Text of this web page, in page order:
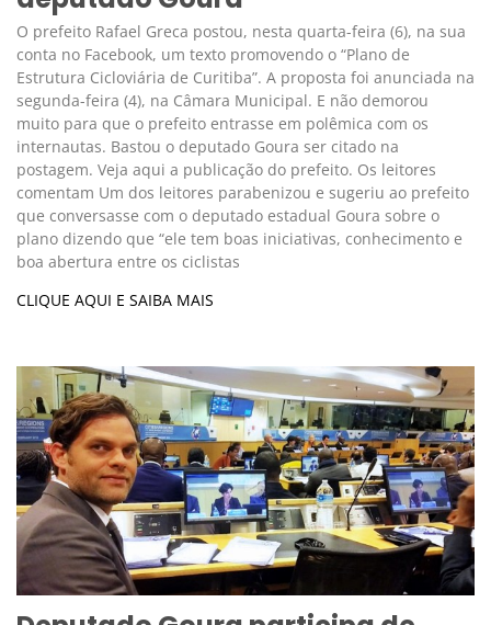
O prefeito Rafael Greca postou, nesta quarta-feira (6), na sua
conta no Facebook, um texto promovendo o “Plano de
Estrutura Cicloviária de Curitiba”. A proposta foi anunciada na
segunda-feira (4), na Câmara Municipal. E não demorou
muito para que o prefeito entrasse em polêmica com os
internautas. Bastou o deputado Goura ser citado na
postagem. Veja aqui a publicação do prefeito. Os leitores
comentam Um dos leitores parabenizou e sugeriu ao prefeito
que conversasse com o deputado estadual Goura sobre o
plano dizendo que “ele tem boas iniciativas, conhecimento e
boa abertura entre os ciclistas
CLIQUE AQUI E SAIBA MAIS